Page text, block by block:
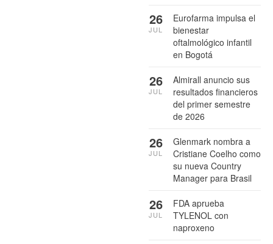
Eurofarma impulsa el
bienestar
oftalmológico infantil
en Bogotá
26
JUL
Almirall anuncio sus
resultados financieros
del primer semestre
de 2026
26
JUL
Glenmark nombra a
Cristiane Coelho como
su nueva Country
Manager para Brasil
26
JUL
FDA aprueba
TYLENOL con
naproxeno
26
JUL